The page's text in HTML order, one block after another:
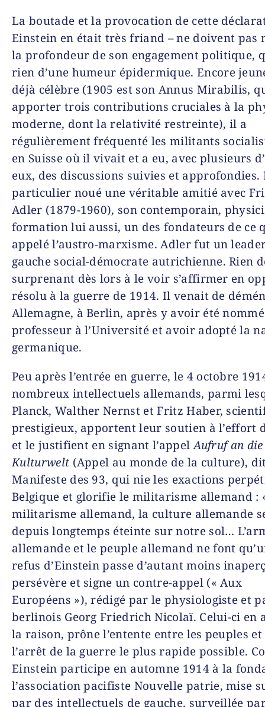
La boutade et la provocation de cette
Einstein en était très friand – ne doivent pas
la profondeur de son engagement politique,
rien d’une humeur épidermique. Encore
déjà célèbre (1905 est son Annus Mirabilis,
apporter trois contributions cruciales à la
moderne, dont la relativité restreinte), il a
régulièrement fréquenté les mili­tants
en Suisse où il vivait et a eu, avec plusieurs
eux, des discussions suivies et
particulier noué une véritable amitié avec
Adler (1879-1960), son contemporain,
formation lui aussi, un des fondateurs de ce
appelé l’austro-marxisme. Adler fut un
gauche social-démocrate autrichienne. Rien
surprenant dès lors à le voir s’affirmer en
résolu à la guerre de 1914. Il venait de
Allemagne, à Berlin, après y avoir été nommé
professeur à l’Université et avoir adopté la
germanique.
Peu après l’entrée en guerre, le 4 octobre
nombreux intellectuels allemands, parmi
Planck, Walther Nernst et Fritz Haber,
prestigieux, apportent leur soutien à l’effort
et le justifient en signant l’appelAufruf an die
Kulturwelt (Appel au monde de la culture),
Manifeste des 93, qui nie les exactions
Belgique et glorifie le militarisme allemand :
militarisme allemand, la culture allemande
depuis longtemps éteinte sur notre sol…
allemande et le peuple allemand ne font
refus d’Einstein passe d’autant moins
persévère et signe un contre-appel («Aux
Européens »), rédigé par le physiolo­gis­te et
berlinois Georg Friedrich Nicolaï. Celui-ci en
la raison, prône l’entente entre les peuples et
l’arrêt de la guerre le plus rapide possible.
Einstein participe en automne 1914 à la
l’association pacifiste Nouvelle patrie, mise
par des intellec­tuels de gauche, surveillée